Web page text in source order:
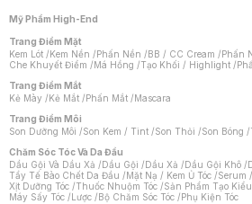
Mỹ Phẩm High-End
Trang Điểm Mặt
Kem Lót /Kem Nền /Phấn Nền /BB / CC Cream /Phấn
Che Khuyết Điểm /Má Hồng /Tạo Khối / Highlight /
Trang Điểm Mắt
Kẻ Mày /Kẻ Mắt /Phấn Mắt /Mascara
Trang Điểm Môi
Son Dưỡng Môi /Son Kem / Tint /Son Thỏi /Son Bóng /
Chăm Sóc Tóc Và Da Đầu
Dầu Gội Và Dầu Xả /Dầu Gội /Dầu Xả /Dầu Gội Khô /
Tẩy Tế Bào Chết Da Đầu /Mặt Nạ / Kem Ủ Tóc /Serum
Xịt Dưỡng Tóc /Thuốc Nhuộm Tóc /Sản Phẩm Tạo
Máy Sấy Tóc /Lược /Bộ Chăm Sóc Tóc /Phụ Kiện Tóc